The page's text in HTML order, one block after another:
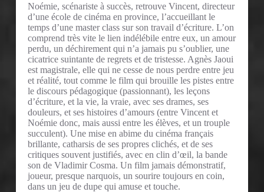
Noémie, scénariste à succès, retrouve Vincent, directeur
d’une école de cinéma en province, l’accueillant le
temps d’une master class sur son travail d’écriture. L’on
comprend très vite le lien indélébile entre eux, un amour
perdu, un déchirement qui n’a jamais pu s’oublier, une
cicatrice suintante de regrets et de tristesse. Agnès Jaoui
est magistrale, elle qui ne cesse de nous perdre entre jeu
et réalité, tout comme le film qui brouille les pistes entre
le discours pédagogique (passionnant), les leçons
d’écriture, et la vie, la vraie, avec ses drames, ses
douleurs, et ses histoires d’amours (entre Vincent et
Noémie donc, mais aussi entre les élèves, et un trouple
succulent). Une mise en abime du cinéma français
brillante, catharsis de ses propres clichés, et de ses
critiques souvent justifiés, avec en clin d’œil, la bande
son de Vladimir Cosma. Un film jamais démonstratif,
joueur, presque narquois, un sourire toujours en coin,
dans un jeu de dupe qui amuse et touche.